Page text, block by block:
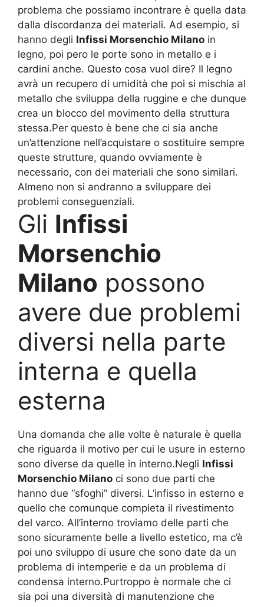
problema che possiamo incontrare è quella data
dalla discordanza dei materiali. Ad esempio, si
hanno degli Infissi Morsenchio Milano in
legno, poi pero le porte sono in metallo e i
cardini anche. Questo cosa vuol dire? Il legno
avrà un recupero di umidità che poi si mischia al
metallo che sviluppa della ruggine e che dunque
crea un blocco del movimento della struttura
stessa.Per questo è bene che ci sia anche
un’attenzione nell’acquistare o sostituire sempre
queste strutture, quando ovviamente è
necessario, con dei materiali che sono similari.
Almeno non si andranno a sviluppare dei
problemi conseguenziali.
Gli Infissi
Morsenchio
Milano possono
avere due problemi
diversi nella parte
interna e quella
esterna
Una domanda che alle volte è naturale è quella
che riguarda il motivo per cui le usure in esterno
sono diverse da quelle in interno.Negli Infissi
Morsenchio Milano ci sono due parti che
hanno due “sfoghi” diversi. L’infisso in esterno e
quello che comunque completa il rivestimento
del varco. All’interno troviamo delle parti che
sono sicuramente belle a livello estetico, ma c’è
poi uno sviluppo di usure che sono date da un
problema di intemperie e da un problema di
condensa interno.Purtroppo è normale che ci
sia poi una diversità di manutenzione che